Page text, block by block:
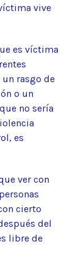
vive
es víctima
rasgo de
o un
no sería
es
ver con
cierto
del
libre de